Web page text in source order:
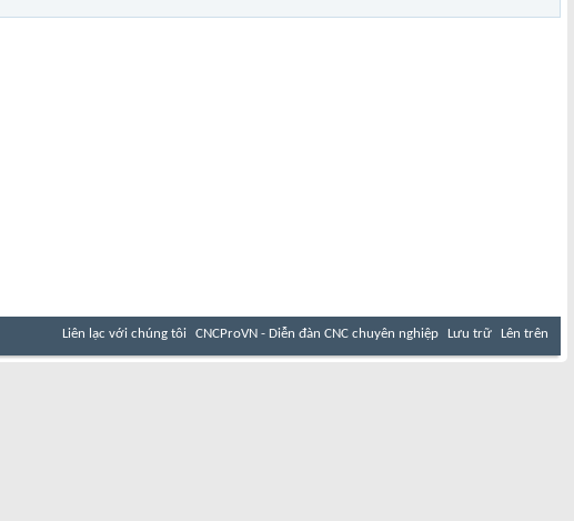
Liên lạc với chúng tôi CNCProVN - Diễn đàn CNC chuyên nghiệp Lưu trữ Lên trên